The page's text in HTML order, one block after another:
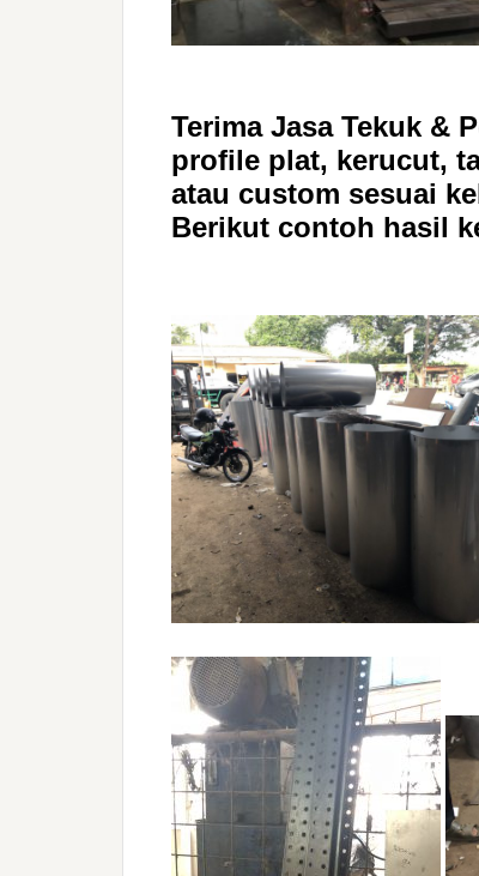
Terima Jasa Tekuk &
profile plat, kerucut,
atau custom sesuai
Berikut contoh hasil